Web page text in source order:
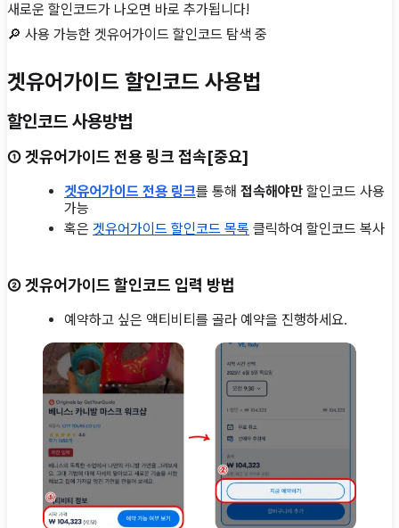
새로운 할인코드가 나오면 바로 추가됩니다!
🔎 사용 가능한 겟유어가이드 할인코드 탐색 중
겟유어가이드 할인코드 사용법
할인코드 사용방법
①겟유어가이드 전용 링크 접속[중요]
겟유어가이드 전용 링크를 통해 접속해야만 할인코드 사용
가능
혹은 겟유어가이드 할인코드 목록 클릭하여 할인코드 복사
②겟유어가이드 할인코드 입력 방법
예약하고 싶은 액티비티를 골라 예약을 진행하세요.